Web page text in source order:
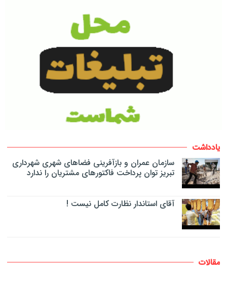
یادداشت
سازمان عمران و بازآفرینی فضاهای شهری شهرداری
تبریز توان پرداخت فاکتورهای مشتریان را ندارد
آقای استاندار نظارت کامل نیست !
مقالات